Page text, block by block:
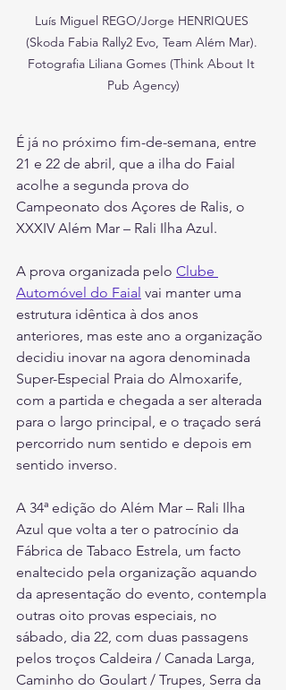
Luís Miguel REGO/Jorge HENRIQUES
(Skoda Fabia Rally2 Evo, Team Além Mar).
Fotografia Liliana Gomes (Think About It
Pub Agency)
É já no próximo fim-de-semana, entre
21 e 22 de abril, que a ilha do Faial
acolhe a segunda prova do
Campeonato dos Açores de Ralis, o
XXXIV Além Mar – Rali Ilha Azul.
A prova organizada pelo Clube
Automóvel do Faial vai manter uma
estrutura idêntica à dos anos
anteriores, mas este ano a organização
decidiu inovar na agora denominada
Super-Especial Praia do Almoxarife,
com a partida e chegada a ser alterada
para o largo principal, e o traçado será
percorrido num sentido e depois em
sentido inverso.
A 34ª edição do Além Mar – Rali Ilha
Azul que volta a ter o patrocínio da
Fábrica de Tabaco Estrela, um facto
enaltecido pela organização aquando
da apresentação do evento, contempla
outras oito provas especiais, no
sábado, dia 22, com duas passagens
pelos troços Caldeira / Canada Larga,
Caminho do Goulart / Trupes, Serra da